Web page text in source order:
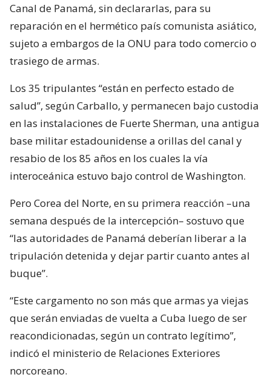
Canal de Panamá, sin declararlas, para su
reparación en el hermético país comunista asiático,
sujeto a embargos de la ONU para todo comercio o
trasiego de armas.
Los 35 tripulantes “están en perfecto estado de
salud”, según Carballo, y permanecen bajo custodia
en las instalaciones de Fuerte Sherman, una antigua
base militar estadounidense a orillas del canal y
resabio de los 85 años en los cuales la vía
interoceánica estuvo bajo control de Washington.
Pero Corea del Norte, en su primera reacción –una
semana después de la intercepción– sostuvo que
“las autoridades de Panamá deberían liberar a la
tripulación detenida y dejar partir cuanto antes al
buque”.
“Este cargamento no son más que armas ya viejas
que serán enviadas de vuelta a Cuba luego de ser
reacondicionadas, según un contrato legítimo”,
indicó el ministerio de Relaciones Exteriores
norcoreano.